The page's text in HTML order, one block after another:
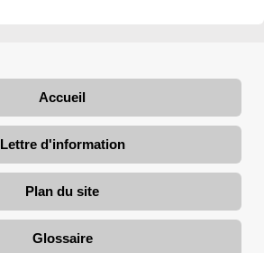
Accueil
Lettre d'information
Plan du site
Glossaire